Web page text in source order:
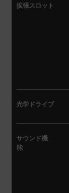
拡張スロット
光学ドライブ
サウンド機
能